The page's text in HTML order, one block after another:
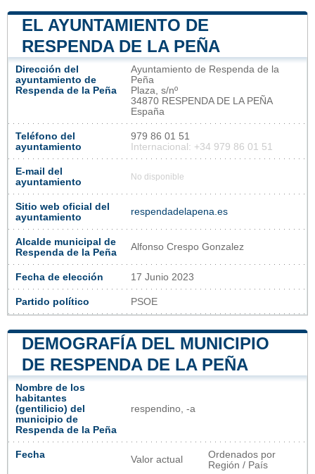
EL AYUNTAMIENTO DE
RESPENDA DE LA PEÑA
Dirección del
ayuntamiento de
Respenda de la Peña
Ayuntamiento de Respenda de la
Peña
Plaza, s/nº
34870 RESPENDA DE LA PEÑA
España
Teléfono del
ayuntamiento
979 86 01 51
Internacional: +34 979 86 01 51
E-mail del
ayuntamiento
No disponible
Sitio web oficial del
ayuntamiento
respendadelapena.es
Alcalde municipal de
Respenda de la Peña
Alfonso Crespo Gonzalez
Fecha de elección 17 Junio 2023
Partido político PSOE
DEMOGRAFÍA DEL MUNICIPIO
DE RESPENDA DE LA PEÑA
Nombre de los
habitantes
(gentilicio) del
municipio de
Respenda de la Peña
respendino, -a
Fecha Valor actual
Ordenados por
Región / País